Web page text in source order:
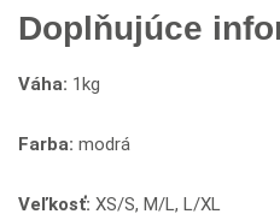
Doplňujúce
Váha: 1kg
Farba: modrá
Veľkosť: XS/S, M/L, L/XL